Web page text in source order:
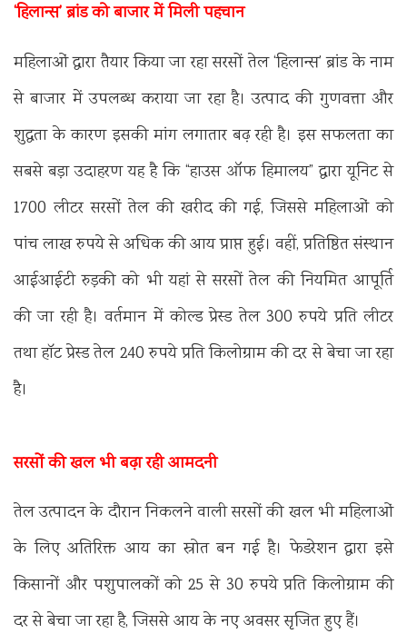
‘हिलान्स’ ब्रांड को बाजार में मिली पहचान
महिलाओं द्वारा तैयार किया जा रहा सरसों तेल ‘हिलान्स’ ब्रांड के नाम
से बाजार में उपलब्ध कराया जा रहा है। उत्पाद की गुणवत्ता और
शुद्धता के कारण इसकी मांग लगातार बढ़ रही है। इस सफलता का
सबसे बड़ा उदाहरण यह है कि “हाउस ऑफ हिमालय” द्वारा यूनिट से
1700 लीटर सरसों तेल की खरीद की गई, जिससे महिलाओं को
पांच लाख रुपये से अधिक की आय प्राप्त हुई। वहीं, प्रतिष्ठित संस्थान
आईआईटी रुड़की को भी यहां से सरसों तेल की नियमित आपूर्ति
की जा रही है। वर्तमान में कोल्ड प्रेस्ड तेल 300 रुपये प्रति लीटर
तथा हॉट प्रेस्ड तेल 240 रुपये प्रति किलोग्राम की दर से बेचा जा रहा
है।
सरसों की खल भी बढ़ा रही आमदनी
तेल उत्पादन के दौरान निकलने वाली सरसों की खल भी महिलाओं
के लिए अतिरिक्त आय का स्रोत बन गई है। फेडरेशन द्वारा इसे
किसानों और पशुपालकों को 25 से 30 रुपये प्रति किलोग्राम की
दर से बेचा जा रहा है, जिससे आय के नए अवसर सृजित हुए हैं।